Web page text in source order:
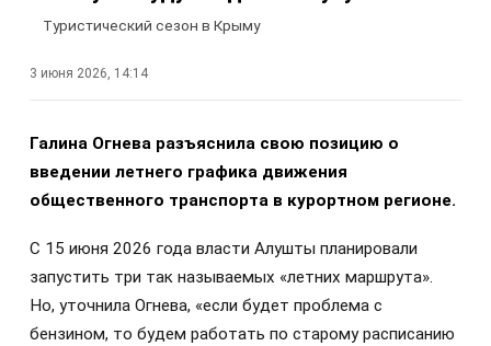
Туристический сезон в Крыму
3 июня 2026, 14:14
Галина Огнева разъяснила свою позицию о
введении летнего графика движения
общественного транспорта в курортном регионе.
С 15 июня 2026 года власти Алушты планировали
запустить три так называемых «летних маршрута».
Но, уточнила Огнева, «если будет проблема с
бензином, то будем работать по старому расписанию